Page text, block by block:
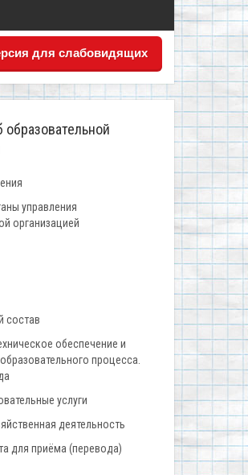
для слабовидящих
управления
организацией
состав
обеспечение и
процесса.
услуги
деятельность
для приёма (перевода)